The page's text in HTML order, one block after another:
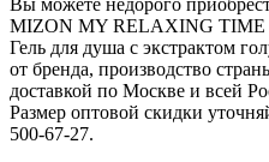
MIZON MY RELAXING
Гель для душа с экстрактом
от бренда, производство
доставкой по Москве и всей
Размер оптовой скидки
500-67-27.